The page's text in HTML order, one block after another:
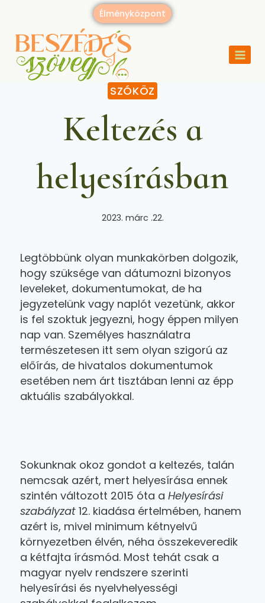
Élményközpont
SZÓKÖZ
Keltezés a
helyesírásban
2023. márc .22.
Legtöbbünk olyan munkakörben dolgozik,
hogy szüksége van dátumozni bizonyos
leveleket, dokumentumokat, de ha
jegyzetelünk vagy naplót vezetünk, akkor
is fel szoktuk jegyezni, hogy éppen milyen
nap van. Személyes használatra
természetesen itt sem olyan szigorú az
előírás, de hivatalos dokumentumok
esetében nem árt tisztában lenni az épp
aktuális szabályokkal.
Sokunknak okoz gondot a keltezés, talán
nemcsak azért, mert helyesírása ennek
szintén változott 2015 óta a Helyesírási
szabályzat 12. kiadása értelmében, hanem
azért is, mivel minimum kétnyelvű
környezetben élvén, néha összekeveredik
a kétfajta írásmód. Most tehát csak a
magyar nyelv rendszere szerinti
helyesírási és nyelvhelyességi